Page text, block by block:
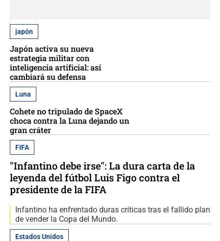
japón
Japón activa su nueva
estrategia militar con
inteligencia artificial: así
cambiará su defensa
Luna
Cohete no tripulado de SpaceX
choca contra la Luna dejando un
gran cráter
FIFA
"Infantino debe irse": La dura carta de la
leyenda del fútbol Luis Figo contra el
presidente de la FIFA
Infantino ha enfrentado duras críticas tras el fallido plan
de vender la Copa del Mundo.
Estados Unidos